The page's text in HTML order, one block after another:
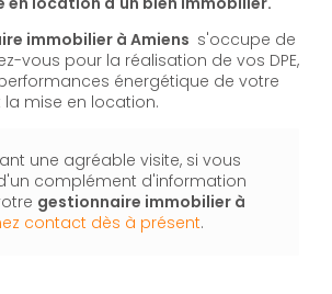
immobilier à Amiens s'occupe de
vous pour la réalisation de vos DPE,
énergétique de votre
mise en location.
une agréable visite, si vous
complément d'information
gestionnaire immobilier à
contact dès à présent.